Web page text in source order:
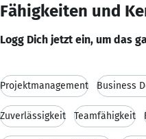
Fähigkeiten und
Logg Dich jetzt ein, um das
Projektmanagement Business
Zuverlässigkeit Teamfähigkeit